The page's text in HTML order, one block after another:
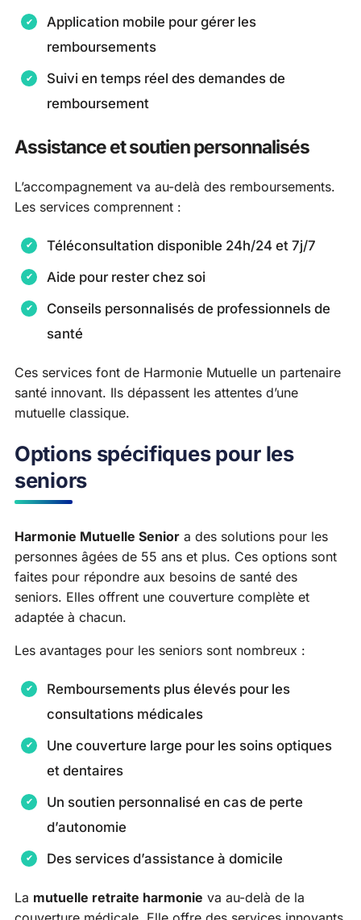
Application mobile pour gérer les
remboursements
Suivi en temps réel des demandes de
remboursement
Assistance et soutien personnalisés
L’accompagnement va au-delà des remboursements.
Les services comprennent :
Téléconsultation disponible 24h/24 et 7j/7
Aide pour rester chez soi
Conseils personnalisés de professionnels de
santé
Ces services font de Harmonie Mutuelle un partenaire
santé innovant. Ils dépassent les attentes d’une
mutuelle classique.
Options spécifiques pour les
seniors
Harmonie Mutuelle Senior a des solutions pour les
personnes âgées de 55 ans et plus. Ces options sont
faites pour répondre aux besoins de santé des
seniors. Elles offrent une couverture complète et
adaptée à chacun.
Les avantages pour les seniors sont nombreux :
Remboursements plus élevés pour les
consultations médicales
Une couverture large pour les soins optiques
et dentaires
Un soutien personnalisé en cas de perte
d’autonomie
Des services d’assistance à domicile
La mutuelle retraite harmonie va au-delà de la